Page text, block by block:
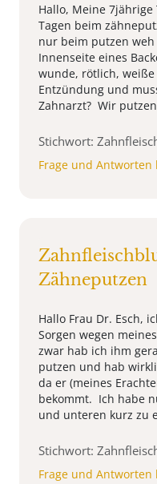
Hallo, Meine
Tagen beim
nur beim putzen
Innenseite eines
wunde, rötlich,
Entzündung und
Zahnarzt? Wir
Stichwort:
Frage und Antworten
Zähneputzen
Hallo Frau Dr. Esch,
Sorgen wegen
zwar hab ich ihm
putzen und hab
da er (meines
bekommt. Ich habe
und unteren kurz zu
Stichwort:
Frage und Antworten